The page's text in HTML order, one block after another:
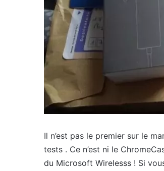
Il n’est pas le premier sur le
tests . Ce n’est ni le
du Microsoft Wirelesss ! Si